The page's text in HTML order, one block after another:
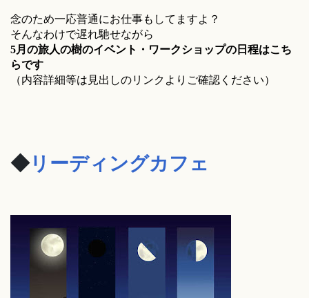
念のため一応普通にお仕事もしてますよ？
そんなわけで遅れ馳せながら
5月の旅人の樹のイベント・ワークショップの日程はこち
らです
（内容詳細等は見出しのリンクよりご確認ください）
◆リーディングカフェ